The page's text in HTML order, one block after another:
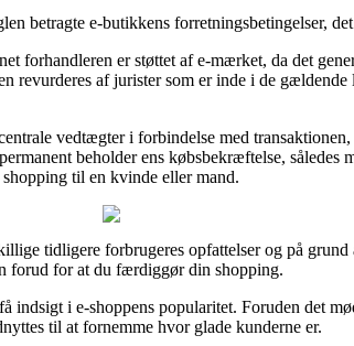
betragte e-butikkens forretningsbetingelser,
forhandleren er støttet af e-mærket, da det
revurderes af jurister som er inde i de
vedtægter i forbindelse med
beholder ens købsbekræftelse,
til en kvinde eller mand.
tidligere forbrugeres opfattelser og på grund
forud for at du færdiggør din shopping.
indsigt i e-shoppens popularitet. Foruden det
til at fornemme hvor glade kunderne er.